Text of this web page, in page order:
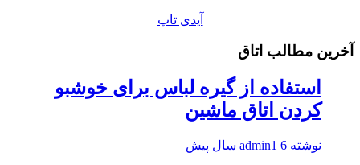
آیدی تاپ
آخرین مطالب اتاق
استفاده از گیره لباس برای خوشبو
کردن اتاق ماشین
نوشته admin1 6 سال پیش